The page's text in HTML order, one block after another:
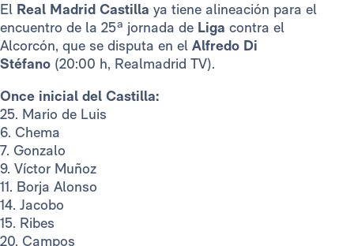
El Real Madrid Castilla ya tiene alineación para el
encuentro de la 25ª jornada de Liga contra el
Alcorcón, que se disputa en el Alfredo Di
Stéfano (20:00 h, Realmadrid TV).
Once inicial del Castilla:
25. Mario de Luis
6. Chema
7. Gonzalo
9. Víctor Muñoz
11. Borja Alonso
14. Jacobo
15. Ribes
20. Campos